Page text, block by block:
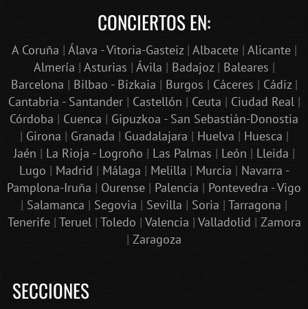
CONCIERTOS EN:
A Coruña | Álava - Vitoria-Gasteiz| Albacete| Alicante|
Almería | Asturias | Ávila | Badajoz| Baleares |
Barcelona | Bilbao - Bizkaia | Burgos | Cáceres | Cádiz|
Cantabria - Santander| Castellón | Ceuta | Ciudad Real|
Córdoba | Cuenca | Gipuzkoa - San Sebastián-Donostia
| Girona | Granada | Guadalajara | Huelva | Huesca |
Jaén | La Rioja - Logroño | Las Palmas | León | Lleida |
Lugo | Madrid | Málaga | Melilla | Murcia | Navarra -
Pamplona-Iruña | Ourense | Palencia | Pontevedra - Vigo
| Salamanca | Segovia | Sevilla | Soria | Tarragona |
Tenerife| Teruel| Toledo | Valencia | Valladolid | Zamora
| Zaragoza
SECCIONES